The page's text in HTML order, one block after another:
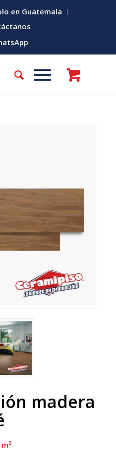
en Guatemala
madera